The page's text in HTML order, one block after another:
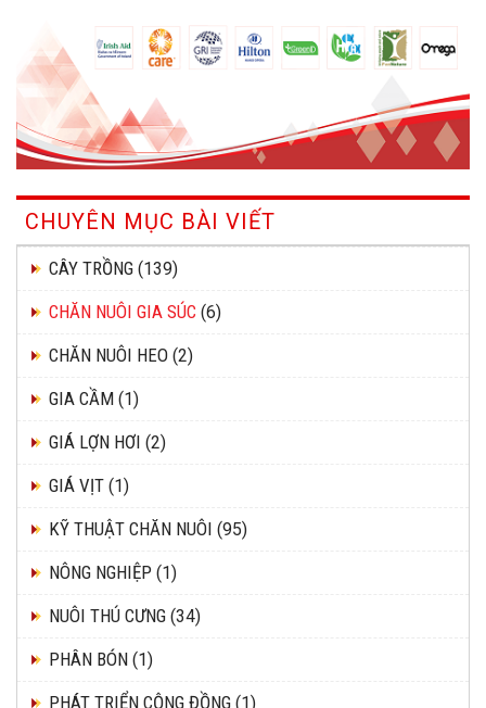
CHUYÊN MỤC BÀI VIẾT
CÂY TRỒNG (139)
CHĂN NUÔI GIA SÚC (6)
CHĂN NUÔI HEO (2)
GIA CẦM (1)
GIÁ LỢN HƠI (2)
GIÁ VỊT (1)
KỸ THUẬT CHĂN NUÔI (95)
NÔNG NGHIỆP (1)
NUÔI THÚ CƯNG (34)
PHÂN BÓN (1)
PHÁT TRIỂN CỘNG ĐỒNG (1)